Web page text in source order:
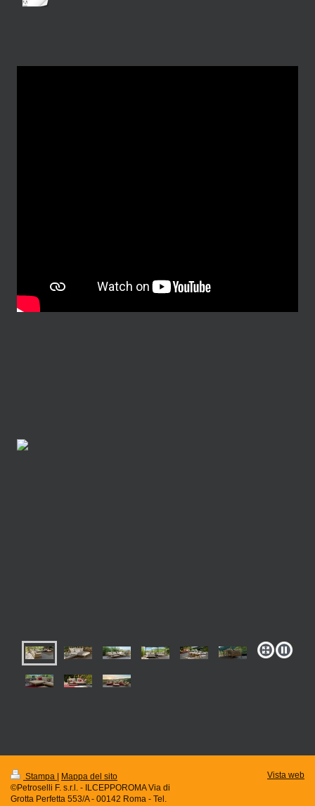
Stampa | Mappa del sito
©Petroselli F. s.r.l. - ILCEPPOROMA Via di
Grotta Perfetta 553/A - 00142 Roma - Tel.
Vista web